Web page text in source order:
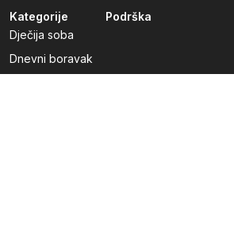
Kategorije
Dječija soba
Dnevni boravak
Podrška